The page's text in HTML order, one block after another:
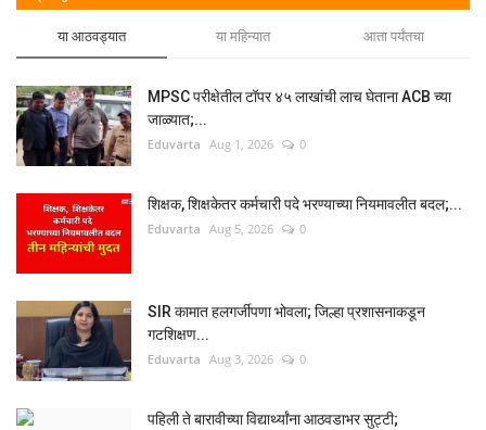
या आठवड्यात या महिन्यात आता पर्यंतचा
MPSC परीक्षेतील टॉपर ४५ लाखांची लाच घेताना ACB च्या
जाळ्यात;...
Eduvarta Aug 1, 2026 0
शिक्षक, शिक्षकेतर कर्मचारी पदे भरण्याच्या नियमावलीत बदल;...
Eduvarta Aug 5, 2026 0
SIR कामात हलगर्जीपणा भोवला; जिल्हा प्रशासनाकडून
गटशिक्षण...
Eduvarta Aug 3, 2026 0
पहिली ते बारावीच्या विद्यार्थ्यांना आठवडाभर सुट्टी;